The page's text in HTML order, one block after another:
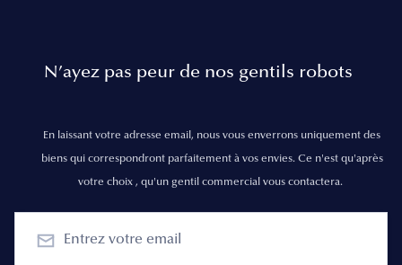
N’ayez pas peur de nos gentils robots
En laissant votre adresse email, nous vous enverrons uniquement des
biens qui correspondront parfaitement à vos envies. Ce n'est qu'après
votre choix , qu'un gentil commercial vous contactera.